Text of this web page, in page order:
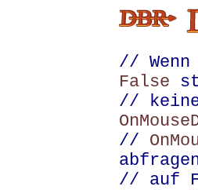
//
False
// keine
//
// auf